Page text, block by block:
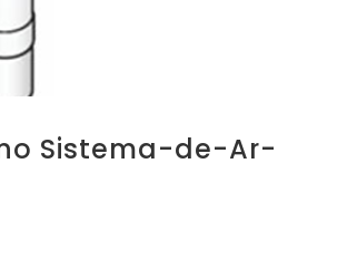
Sistema-de-Ar-